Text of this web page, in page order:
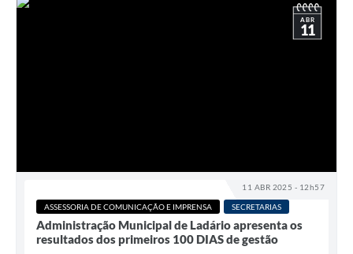
Serviços Online
Telefones Úteis
11 ABR 2025 - 12h57
ABR
11
ASSESSORIA DE COMUNICAÇÃO E IMPRENSA SECRETARIAS
Administração Municipal de Ladário apresenta os
resultados dos primeiros 100 DIAS de gestão